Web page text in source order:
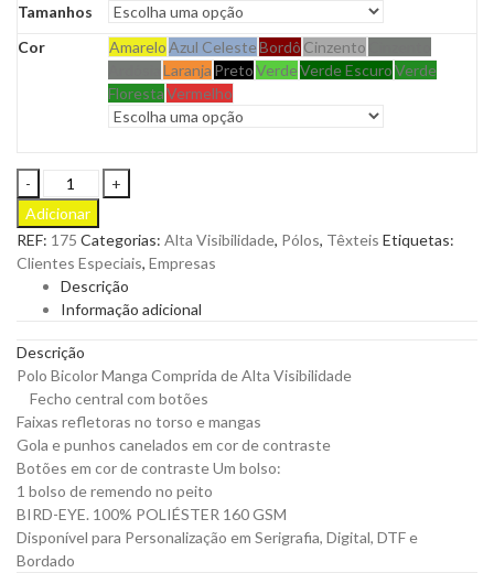
Tamanhos
Cor
AmareloAzul CelesteBordô Cinzento
Laranja PretoVerdeVerde EscuroVerde
FlorestaVermelho
Polo
Bicolor
ML
AV
para
Personalizar
quantity
Adicionar
REF: 175 Categorias: Alta Visibilidade, Pólos, Têxteis Etiquetas:
Clientes Especiais, Empresas
Descrição
Informação adicional
Descrição
Polo Bicolor Manga Comprida de Alta Visibilidade
Fecho central com botões
Faixas refletoras no torso e mangas
Gola e punhos canelados em cor de contraste
Botões em cor de contraste Um bolso:
1 bolso de remendo no peito
BIRD-EYE. 100% POLIÉSTER 160 GSM
Disponível para Personalização em Serigrafia, Digital, DTF e
Bordado